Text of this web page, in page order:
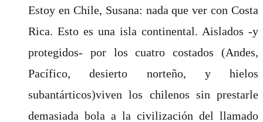
Estoy en Chile, Susana: nada que ver con Costa
Rica. Esto es una isla continental. Aislados -y
protegidos- por los cuatro costados (Andes,
Pacífico, desierto norteño, y hielos
subantárticos)viven los chilenos sin prestarle
demasiada bola a la civilización del llamado